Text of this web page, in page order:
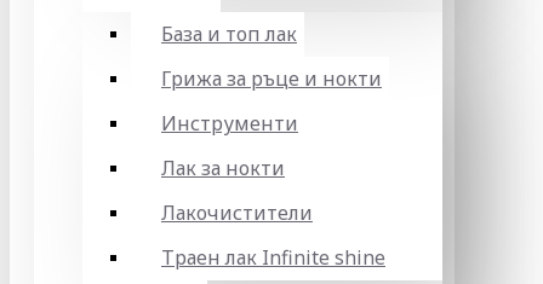
База и топ лак
Грижа за ръце и нокти
Инструменти
Лак за нокти
Лакочистители
Траен лак Infinite shine